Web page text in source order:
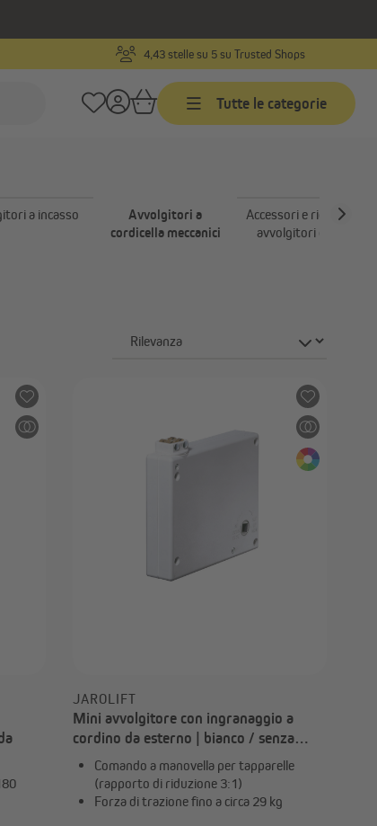
4,43 stelle su 5 su Trusted Shops
Tutte le categorie
Timer programmabili via cavo
con ricevitore radio
Accessori per motori per porte
a incasso
Avvolgitori a
cordicella meccanici
Accessori e ricambi per
avvolgitori elettrici
JAROLIFT
Mini avvolgitore con ingranaggio a
cordino da esterno | bianco / senza
cordino / con guida d’inserimento
Comando a manovella per tapparelle
(rapporto di riduzione 3:1)
Forza di trazione fino a circa 29 kg